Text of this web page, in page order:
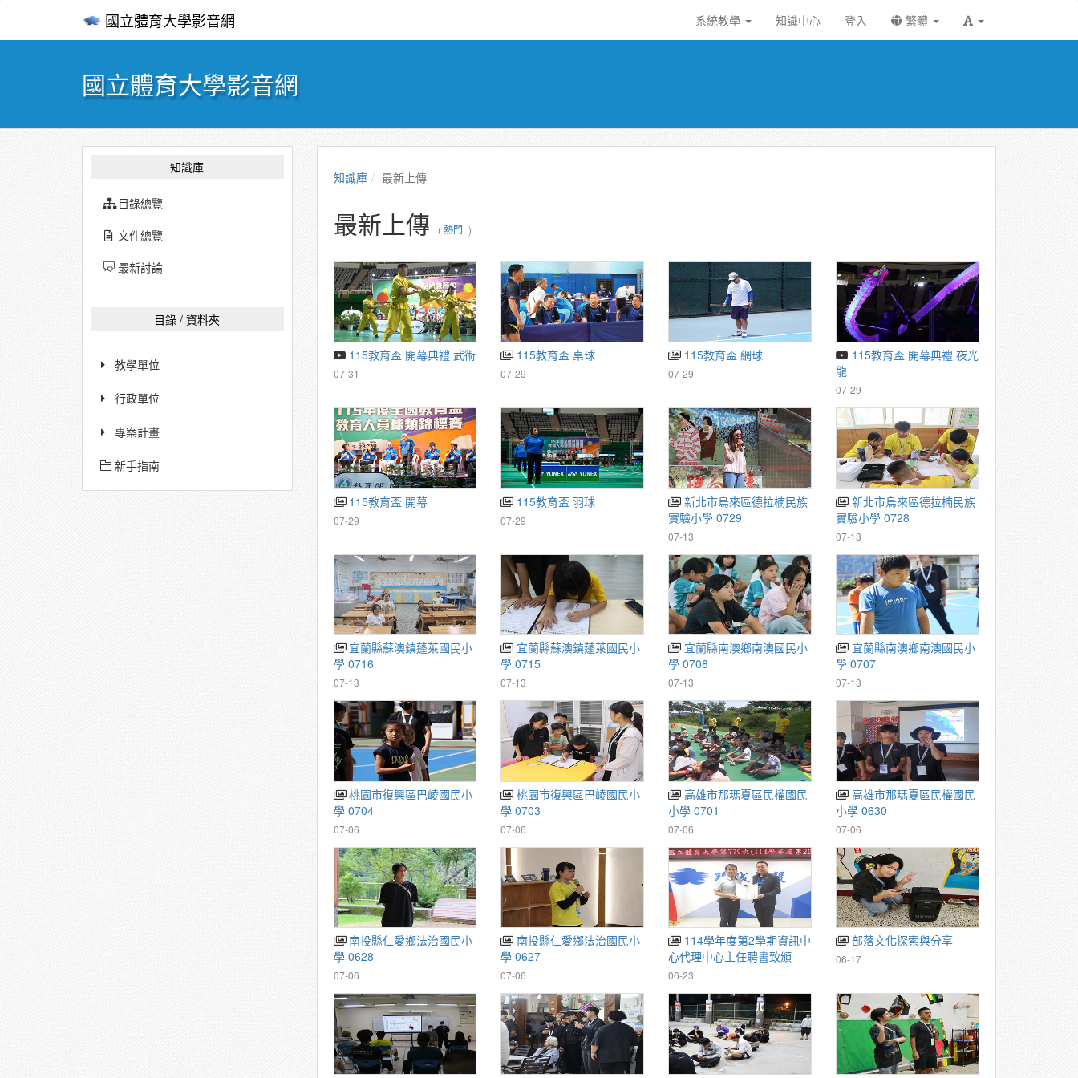
國立體育大學影音網 系統教學 知識中心 登入 繁體
國立體育大學影音網
知識庫
目錄總覽
文件總覽
最新討論
目錄 / 資料夾
教學單位
行政單位
專案計畫
新手指南
知識庫 最新上傳
最新上傳 (熱門 )
115教育盃 開幕典禮 武術
07-31
115教育盃 桌球
07-29
115教育盃 網球
07-29
龍
07-29
115教育盃 開幕
07-29
115教育盃 羽球
07-29
新北市烏來區德拉楠民族
實驗小學 0729
07-13
新北市烏來區德拉楠民族
實驗小學 0728
07-13
宜蘭縣蘇澳鎮蓬萊國民小
學 0716
07-13
宜蘭縣蘇澳鎮蓬萊國民小
學 0715
07-13
宜蘭縣南澳鄉南澳國民小
學 0708
07-13
宜蘭縣南澳鄉南澳國民小
學 0707
07-13
桃園市復興區巴崚國民小
學 0704
07-06
桃園市復興區巴崚國民小
學 0703
07-06
高雄市那瑪夏區民權國民
小學 0701
07-06
高雄市那瑪夏區民權國民
小學 0630
07-06
南投縣仁愛鄉法治國民小
學 0628
07-06
南投縣仁愛鄉法治國民小
學 0627
07-06
114學年度第2學期資訊中
心代理中心主任聘書致頒
06-23
部落文化探索與分享
06-17